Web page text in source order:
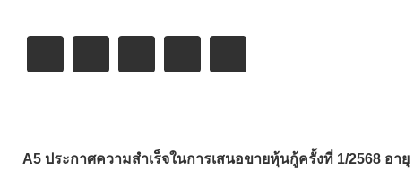
A5 ประกาศความสำเร็จในการเสนอขายหุ้นกู้ครั้งที่ 1/2568 อา